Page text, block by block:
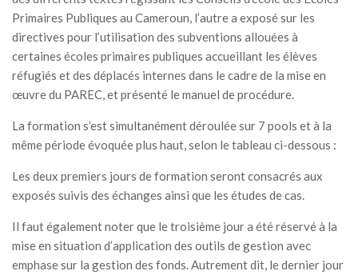
Primaires Publiques au Cameroun, l’autre a exposé sur les
directives pour l’utilisation des subventions allouées à
certaines écoles primaires publiques accueillant les élèves
réfugiés et des déplacés internes dans le cadre de la mise en
œuvre du PAREC, et présenté le manuel de procédure.
La formation s’est simultanément déroulée sur 7 pools et à la
même période évoquée plus haut, selon le tableau ci-dessous :
Les deux premiers jours de formation seront consacrés aux
exposés suivis des échanges ainsi que les études de cas.
Il faut également noter que le troisième jour a été réservé à la
mise en situation d’application des outils de gestion avec
emphase sur la gestion des fonds. Autrement dit, le dernier jour